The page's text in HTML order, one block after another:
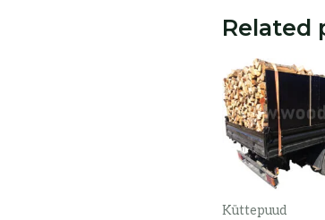
Related
Küttepuud